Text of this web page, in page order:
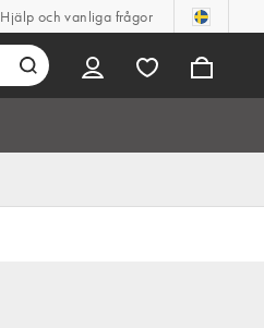
Hjälp och vanliga frågor